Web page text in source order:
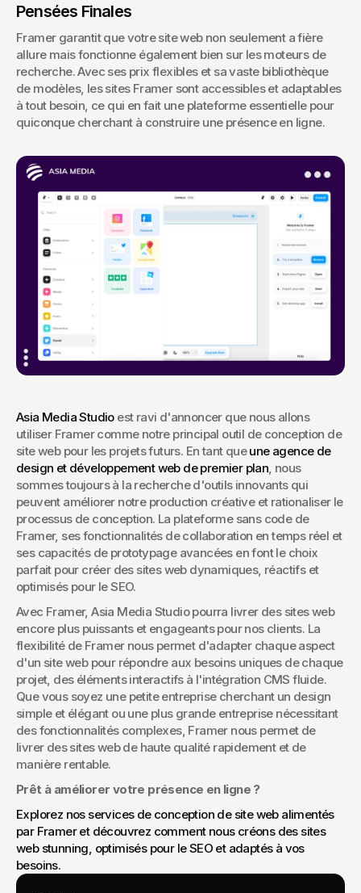
Pensées Finales
Framer garantit que votre site web non seulement a fière
allure mais fonctionne également bien sur les moteurs de
recherche. Avec ses prix flexibles et sa vaste bibliothèque
de modèles, les sites Framer sont accessibles et adaptables
à tout besoin, ce qui en fait une plateforme essentielle pour
quiconque cherchant à construire une présence en ligne.
Asia Media Studio est ravi d'annoncer que nous allons
utiliser Framer comme notre principal outil de conception de
site web pour les projets futurs. En tant que une agence de
design et développement web de premier plan , nous
sommes toujours à la recherche d'outils innovants qui
peuvent améliorer notre production créative et rationaliser le
processus de conception. La plateforme sans code de
Framer, ses fonctionnalités de collaboration en temps réel et
ses capacités de prototypage avancées en font le choix
parfait pour créer des sites web dynamiques, réactifs et
optimisés pour le SEO.
Avec Framer, Asia Media Studio pourra livrer des sites web
encore plus puissants et engageants pour nos clients. La
flexibilité de Framer nous permet d'adapter chaque aspect
d'un site web pour répondre aux besoins uniques de chaque
projet, des éléments interactifs à l'intégration CMS fluide.
Que vous soyez une petite entreprise cherchant un design
simple et élégant ou une plus grande entreprise nécessitant
des fonctionnalités complexes, Framer nous permet de
livrer des sites web de haute qualité rapidement et de
manière rentable.
Prêt à améliorer votre présence en ligne ?
Explorez nos services de conception de site web alimentés
par Framer et découvrez comment nous créons des sites
web stunning, optimisés pour le SEO et adaptés à vos
besoins.